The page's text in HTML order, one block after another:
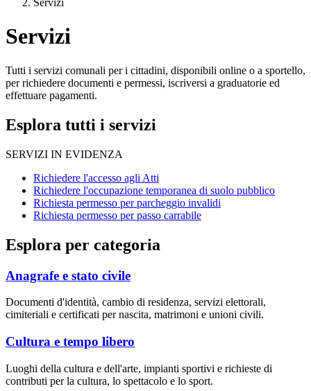
Servizi
Servizi
Tutti i servizi comunali per i cittadini, disponibili online o a sportello,
per richiedere documenti e permessi, iscriversi a graduatorie ed
effettuare pagamenti.
Esplora tutti i servizi
SERVIZI IN EVIDENZA
Richiedere l'accesso agli Atti
Richiedere l'occupazione temporanea di suolo pubblico
Richiesta permesso per parcheggio invalidi
Richiesta permesso per passo carrabile
Esplora per categoria
Anagrafe e stato civile
Documenti d'identità, cambio di residenza, servizi elettorali,
cimiteriali e certificati per nascita, matrimoni e unioni civili.
Cultura e tempo libero
Luoghi della cultura e dell'arte, impianti sportivi e richieste di
contributi per la cultura, lo spettacolo e lo sport.